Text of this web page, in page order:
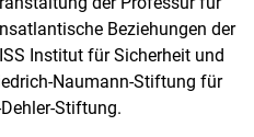
Beziehungen der
Institut für Sicherheit und
Naumann-Stiftung für
Stiftung.